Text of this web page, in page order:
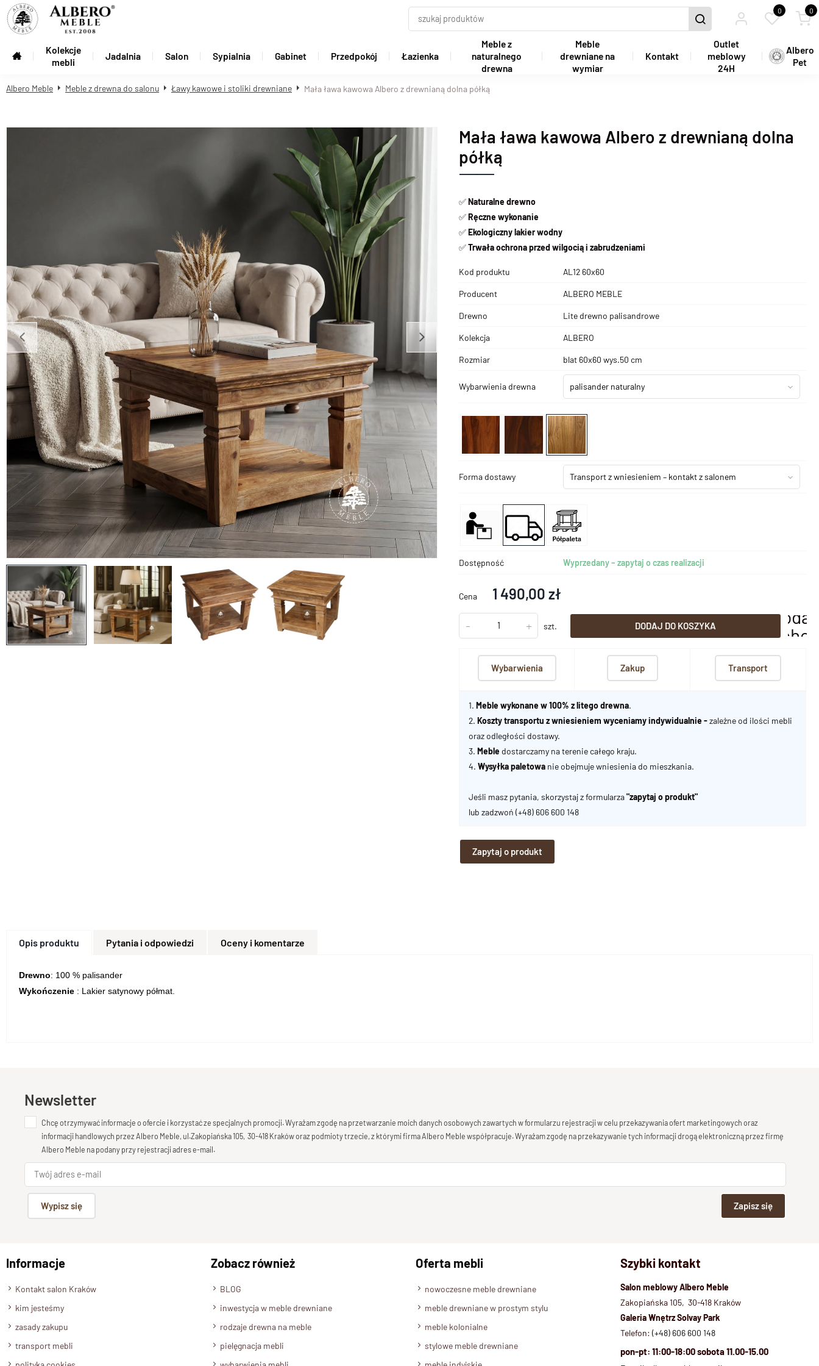
0 0
Kolekcje
mebli
Jadalnia Salon Sypialnia Gabinet Przedpokój Łazienka
Meble z
naturalnego
drewna
Meble
drewniane na
wymiar
Kontakt
Outlet
meblowy
24H
Albero
Pet
Albero Meble Meble z drewna do salonu Ławy kawowe i stoliki drewniane Mała ława kawowa Albero z drewnianą dolna półką
Mała ława kawowa Albero z drewnianą dolna
półką
✅Naturalne drewno
✅Ręczne wykonanie
✅Ekologiczny lakier wodny
✅Trwała ochrona przed wilgocią i zabrudzeniami
Kod produktu AL12 60x60
Producent ALBERO MEBLE
Drewno Lite drewno palisandrowe
Kolekcja ALBERO
Rozmiar blat 60x60 wys.50 cm
Wybarwienia drewna palisander naturalny
Forma dostawy Transport z wniesieniem – kontakt z salonem
Dostępność Wyprzedany – zapytaj o czas realizacji
Cena 1 490,00 zł
- + szt. DODAJ DO KOSZYKA
dodaj
Wybarwienia Zakup Transport
1.Meble wykonane w 100% z litego drewna.
2.Koszty transportu z wniesieniem wyceniamy indywidualnie -zależne od ilości mebli
oraz odległości dostawy.
3.Meble dostarczamy na terenie całego kraju.
4.Wysyłka paletowa nie obejmuje wniesienia do mieszkania.
Jeśli masz pytania, skorzystaj z formularza"zapytaj o produkt"
lub zadzwoń(+48) 606 600 148
Zapytaj o produkt
Opis produktu Pytania i odpowiedzi Oceny i komentarze
Drewno: 100 % palisander
Wykończenie : Lakier satynowy półmat.
Newsletter
Chcę otrzymywać informacje o ofercie i korzystać ze specjalnych promocji. Wyrażam zgodę na przetwarzanie moich danych osobowych zawartych w formularzu rejestracji w celu przekazywania ofert marketingowych oraz
informacji handlowych przez Albero Meble, ul.Zakopiańska 105, 30-418 Kraków oraz podmioty trzecie, z którymi firma Albero Meble współpracuje. Wyrażam zgodę na przekazywanie tych informacji drogą elektroniczną przez firmę
Albero Meble na podany przy rejestracji adres e-mail.
Wypisz się Zapisz się
Informacje
Kontakt salon Kraków
kim jesteśmy
zasady zakupu
transport mebli
Zobacz również
BLOG
inwestycja w meble drewniane
rodzaje drewna na meble
pielęgnacja mebli
Oferta mebli
nowoczesne meble drewniane
meble drewniane w prostym stylu
meble kolonialne
stylowe meble drewniane
Szybki kontakt
Salon meblowy Albero Meble
Zakopiańska 105, 30-418 Kraków
Galeria Wnętrz Solvay Park
Telefon: (+48) 606 600 148
pon-pt: 11:00-18:00 sobota 11.00-15.00